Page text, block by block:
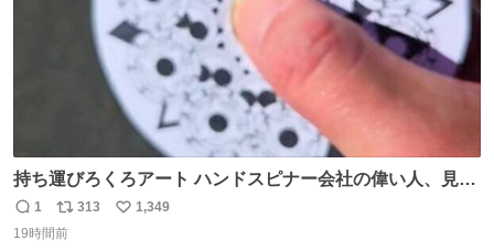
持ち運びろくろアート ハンドスピナー会社の偉い人、見て
ください。
返
信
1
リ
ポ
313
い
1,349
19時間前